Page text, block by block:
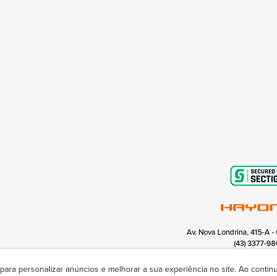
Av. Nova Londrina, 415-A
(43) 3377-
Segunda à sexta das
para personalizar anúncios e melhorar a sua experiência no site. Ao